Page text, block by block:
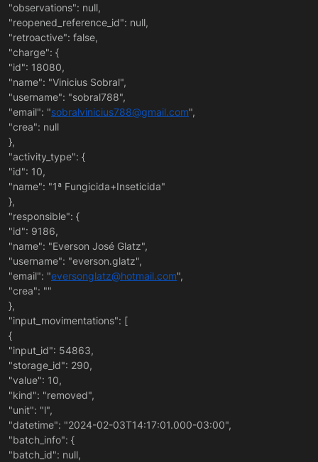
"observations": null,
"reopened_reference_id": null,
"retroactive": false,
"charge": {
"id": 18080,
"name": "Vinicius Sobral",
"username": "sobral788",
"email": "sobralvinicius788@gmail.com",
"crea": null
},
"activity_type": {
"id": 10,
"name": "1ª Fungicida+Inseticida"
},
"responsible": {
"id": 9186,
"name": "Everson José Glatz",
"username": "everson.glatz",
"email": "eversonglatz@hotmail.com",
"crea": ""
},
"input_movimentations": [
{
"input_id": 54863,
"storage_id": 290,
"value": 10,
"kind": "removed",
"unit": "l",
"datetime": "2024-02-03T14:17:01.000-03:00",
"batch_info": {
"batch_id": null,